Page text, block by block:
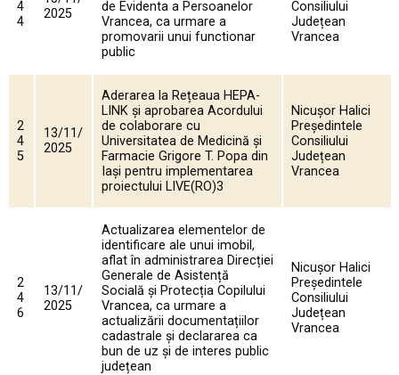
4
4
2025
de Evidenta a Persoanelor
Vrancea, ca urmare a
promovarii unui functionar
public
Consiliului
Județean
Vrancea
2
4
5
13/11/
2025
Aderarea la Rețeaua HEPA-
LINK și aprobarea Acordului
de colaborare cu
Universitatea de Medicină și
Farmacie Grigore T. Popa din
Iași pentru implementarea
proiectului LIVE(RO)3
Nicușor Halici
Președintele
Consiliului
Județean
Vrancea
2
4
6
13/11/
2025
Actualizarea elementelor de
identificare ale unui imobil,
aflat în administrarea Direcției
Generale de Asistență
Socială și Protecția Copilului
Vrancea, ca urmare a
actualizării documentațiilor
cadastrale și declararea ca
bun de uz și de interes public
județean
Nicușor Halici
Președintele
Consiliului
Județean
Vrancea